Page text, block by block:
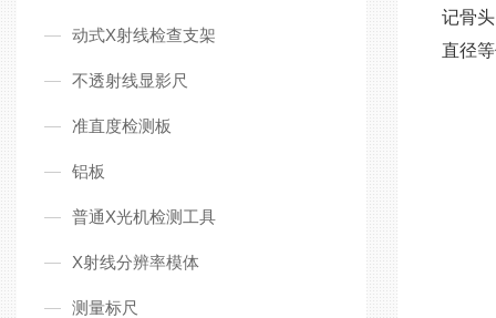
动式X射线检查支架
不透射线显影尺
准直度检测板
铝板
普通X光机检测工具
X射线分辨率模体
测量标尺
记骨
直径